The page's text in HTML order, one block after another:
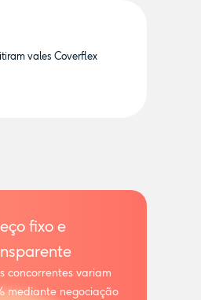
vales Coverflex
fixo e
concorrentes variam
mediante negociação